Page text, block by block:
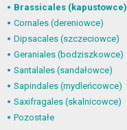
Brassicales (kapustowce)
Cornales (dereniowce)
Dipsacales (szczeciowce)
Geraniales (bodziszkowce)
Santalales (sandałowce)
Sapindales (mydleńcowce)
Saxifragales (skalnicowce)
Pozostałe